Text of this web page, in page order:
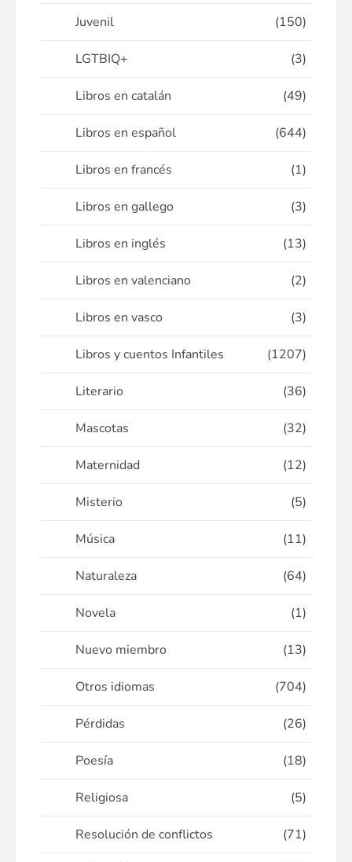
Juvenil (150)
LGTBIQ+ (3)
Libros en catalán (49)
Libros en español (644)
Libros en francés (1)
Libros en gallego (3)
Libros en inglés (13)
Libros en valenciano (2)
Libros en vasco (3)
Libros y cuentos Infantiles (1207)
Literario (36)
Mascotas (32)
Maternidad (12)
Misterio (5)
Música (11)
Naturaleza (64)
Novela (1)
Nuevo miembro (13)
Otros idiomas (704)
Pérdidas (26)
Poesía (18)
Religiosa (5)
Resolución de conflictos (71)